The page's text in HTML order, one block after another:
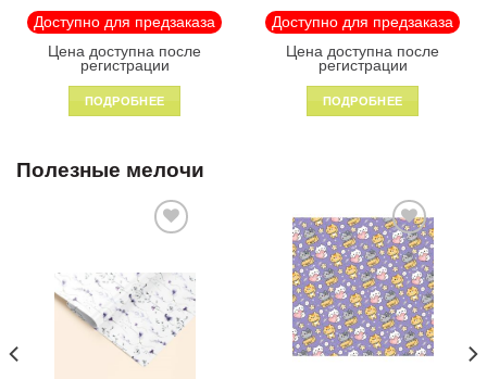
молнии1246
Доступно для предзаказа
Цена доступна после
регистрации
ПОДРОБНЕЕ
пластик на молнии 1215
Доступно для предзаказа
Цена доступна после
регистрации
ПОДРОБНЕЕ
Полезные мелочи
желаний
Добавить
в список
желаний